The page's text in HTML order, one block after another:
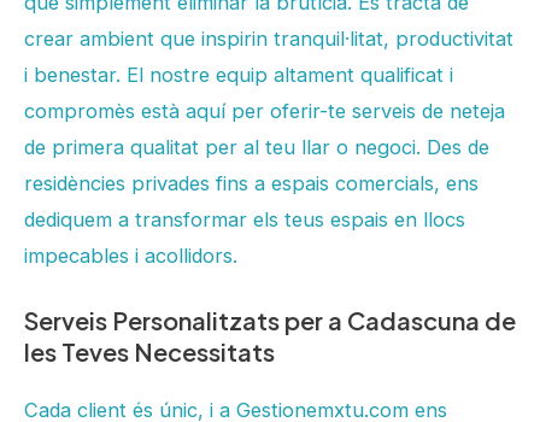
crear ambient que inspirin tranquil·litat, productivitat
i benestar. El nostre equip altament qualificat i
compromès està aquí per oferir-te serveis de neteja
de primera qualitat per al teu llar o negoci. Des de
residències privades fins a espais comercials, ens
dediquem a transformar els teus espais en llocs
impecables i acollidors.
Serveis Personalitzats per a Cadascuna de
les Teves Necessitats
Cada client és únic, i a Gestionemxtu.com ens